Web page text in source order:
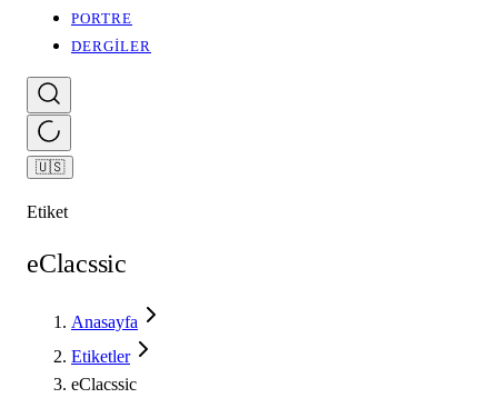
PORTRE
DERGİLER
🇺🇸
Etiket
eClacssic
Anasayfa
Etiketler
eClacssic